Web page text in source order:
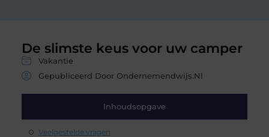
De slimste keus voor uw camper
Vakantie
Gepubliceerd Door Ondernemendwijs.nl
Inhoudsopgave
Veelgestelde vragen